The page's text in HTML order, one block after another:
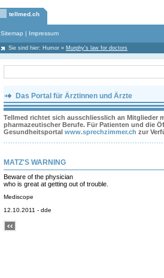
tellmed.ch
Sitemap | Impressum
Sie sind hier: Humor » Murphy's law for doctors
Das Portal für Ärztinnen und Ärzte
Tellmed richtet sich ausschliesslich an Mitglieder
pharmazeutischer Berufe. Für Patienten und die
Gesundheitsportal www.sprechzimmer.ch zur
MATZ'S WARNING
Beware of the physician
who is great at getting out of trouble.
Mediscope
12.10.2011 - dde